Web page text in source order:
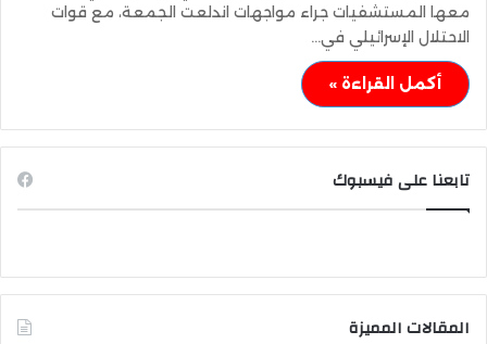
معها المستشفيات جراء مواجهات اندلعت الجمعة، مع قوات
الاحتلال الإسرائيلي في…
أكمل القراءة »
تابعنا على فيسبوك
المقالات المميزة